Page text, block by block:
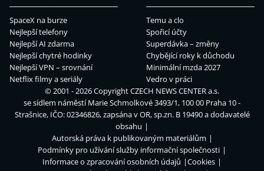
SpaceX na burze
Nejlepší telefony
Nejlepší AI zdarma
Nejlepší chytré hodinky
Nejlepší VPN – srovnání
Netflix filmy a seriály
Temu a clo
Spořicí účty
Superdávka – změny
Chybějící roky k důchodu
Minimální mzda 2027
Vedro v práci
© 2001 - 2026 CopyrightCZECH NEWS CENTER a.s.
se sídlem náměstí Marie Schmolkové 3493/1, 100 00 Praha 10 -
Strašnice, IČO: 02346826, zapsána v OR, sp.zn. B 19490 a dodavatelé
obsahu
Autorská práva k publikovaným materiálům
Podmínky pro užívání služby informační společnosti
Informace o zpracování osobních údajů
Cookies